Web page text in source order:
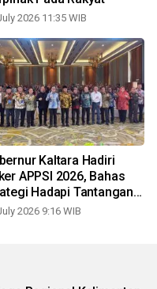
2026 11:35 WIB
Kaltara Hadiri
APPSI 2026, Bahas
Hadapi Tantangan
2026 9:16 WIB